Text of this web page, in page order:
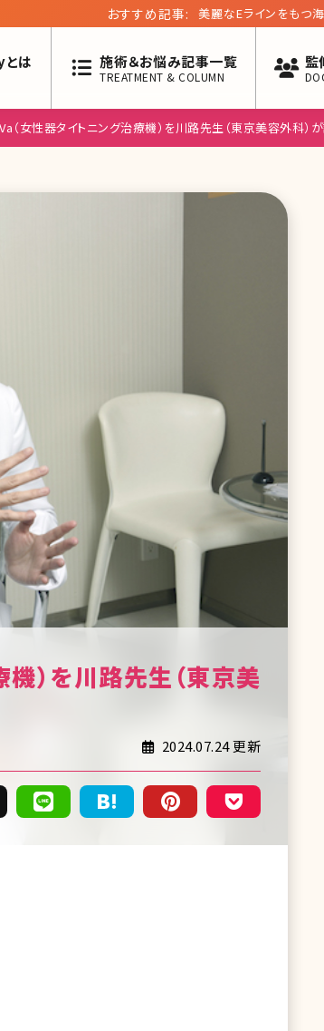
おすすめ記事: 美麗なEラインをもつ
は 施術＆お悩み記事一覧
TREATMENT & COLUMN
監
（女性器タイトニング治療機）を川路先生（東京美容外科）
）を川路先生（東京美
2024.07.24 更新